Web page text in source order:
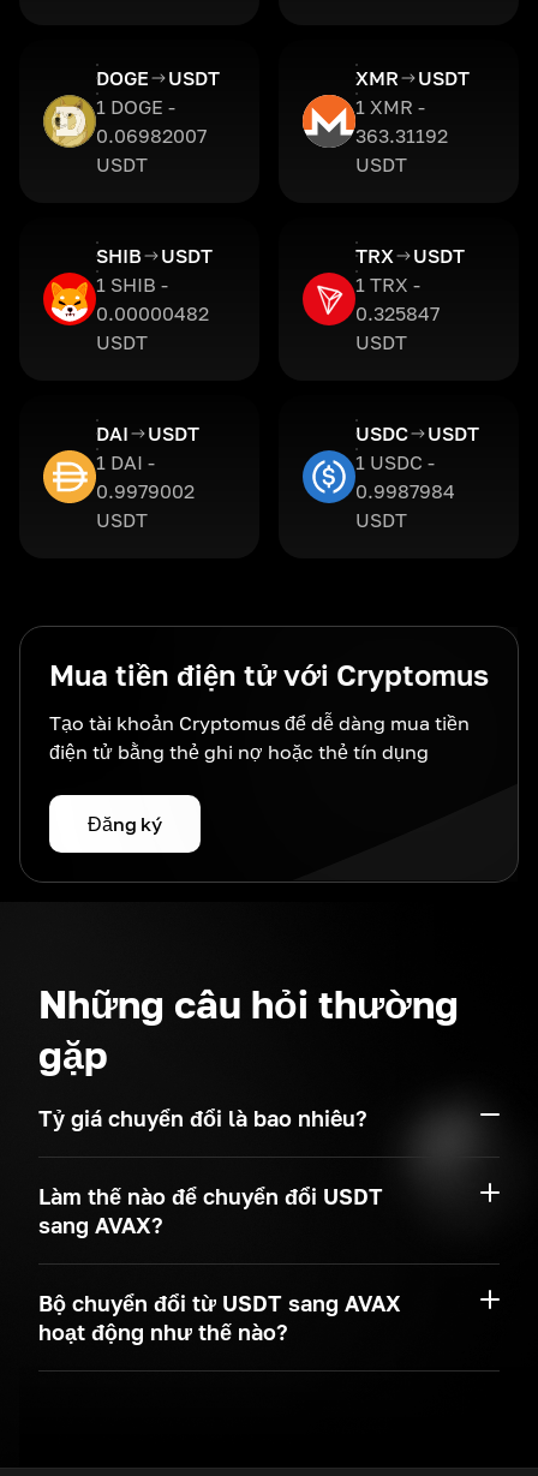
DOGE
USDT
1 DOGE -
0.06982007
USDT
XMR
USDT
1 XMR -
363.31192
USDT
SHIB
USDT
1 SHIB -
0.00000482
USDT
TRX
USDT
1 TRX -
0.325847
USDT
DAI
USDT
1 DAI -
0.9979002
USDT
USDC
USDT
1 USDC -
0.9987984
USDT
Mua tiền điện tử với Cryptomus
Tạo tài khoản Cryptomus để dễ dàng mua tiền
điện tử bằng thẻ ghi nợ hoặc thẻ tín dụng
Đăng ký
Những câu hỏi thường
gặp
Tỷ giá chuyển đổi là bao nhiêu?
Làm thế nào để chuyển đổi USDT
sang AVAX?
Bộ chuyển đổi từ USDT sang AVAX
hoạt động như thế nào?